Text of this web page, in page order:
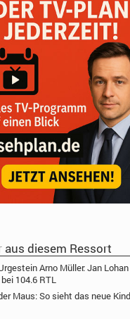
aus diesem Ressort
Arno Müller: Jan Lohan
104.6 RTL
Maus: So sieht das neue